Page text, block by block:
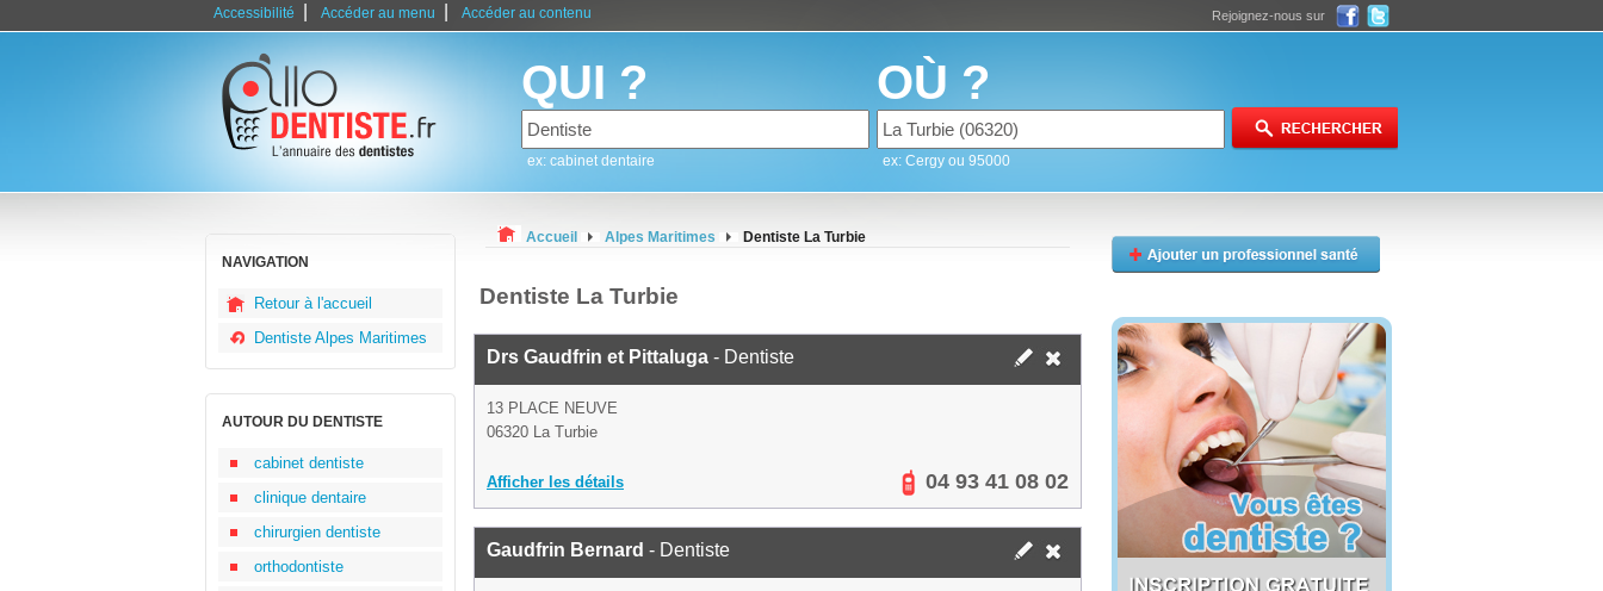
Accessibilité Accéder au menu Accéder au contenu Rejoignez-nous sur
QUI ?
ex: cabinet dentaire
OÙ ?
ex: Cergy ou 95000
NAVIGATION
Retour à l'accueil
Dentiste Alpes Maritimes
AUTOUR DU DENTISTE
cabinet dentiste
clinique dentaire
chirurgien dentiste
orthodontiste
Accueil Alpes Maritimes Dentiste La Turbie
Dentiste La Turbie
Drs Gaudfrin et Pittaluga - Dentiste
13 PLACE NEUVE
06320 La Turbie
Afficher les détails 04 93 41 08 02
Gaudfrin Bernard - Dentiste